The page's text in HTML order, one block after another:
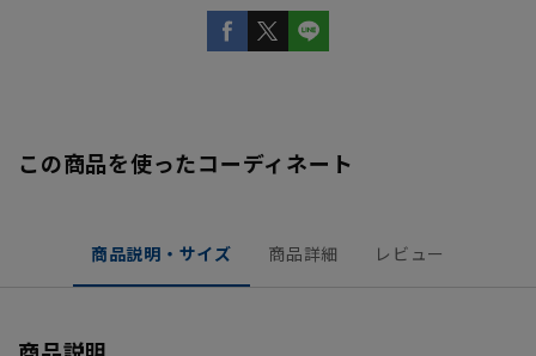
この商品を使ったコーディネート
商品説明・サイズ 商品詳細 レビュー